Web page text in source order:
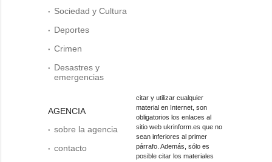
Sociedad y Cultura
Deportes
Crimen
Desastres y
emergencias
AGENCIA
sobre la agencia
contacto
citar y utilizar cualquier
material en Internet, son
obligatorios los enlaces al
sitio web ukrinform.es que no
sean inferiores al primer
párrafo. Además, sólo es
posible citar los materiales